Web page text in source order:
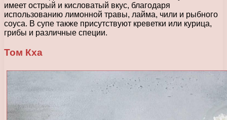
имеет острый и кисловатый вкус, благодаря
использованию лимонной травы, лайма, чили и рыбного
соуса. В супе также присутствуют креветки или курица,
грибы и различные специи.
Том Кха